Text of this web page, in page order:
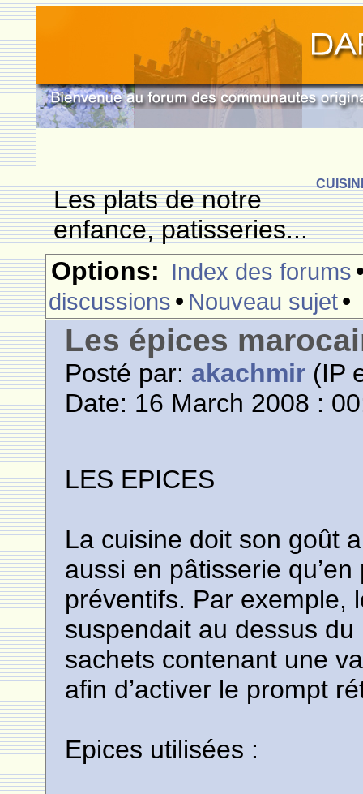
Les plats de notre
enfance, patisseries...
Options: Index des forums
discussions • Nouveau sujet•
Les épices
Posté par: akachmir (IP
Date: 16 March 2008 :
LES EPICES
La cuisine doit son goût
aussi en pâtisserie
préventifs. Par exemple,
suspendait au dessus
sachets contenant une
afin d’activer le prompt
Epices utilisées :